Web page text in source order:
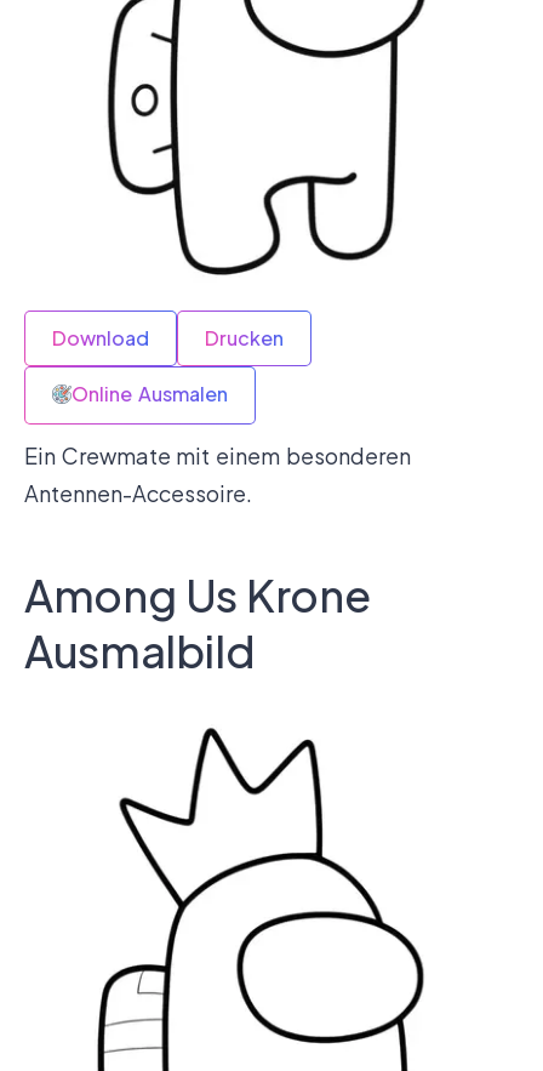
Download Drucken
Online Ausmalen
Ein Crewmate mit einem besonderen
Antennen-Accessoire.
Among Us Krone
Ausmalbild